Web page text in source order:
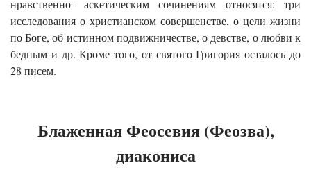
нравственно- аскетическим сочинениям относятся: три
исследования о христианском совершенстве, о цели жизни
по Боге, об истинном подвижничестве, о девстве, о любви к
бедным и др. Кроме того, от святого Григория осталось до
28 писем.
Блаженная Феосевия (Феозва),
диакониса